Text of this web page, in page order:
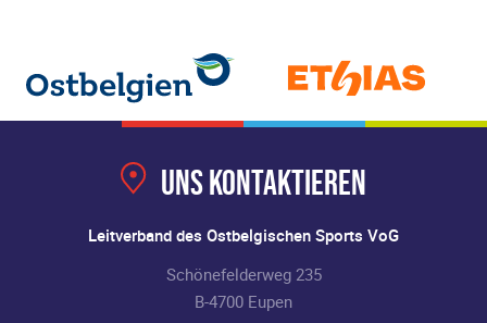
Uns kontaktieren
Leitverband des Ostbelgischen Sports VoG
Schönefelderweg 235
B-4700 Eupen